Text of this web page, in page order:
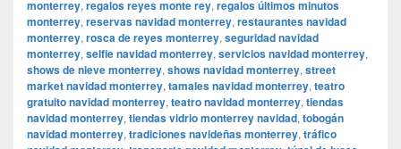
monterrey, regalos reyes monte rey, regalos últimos minutos
monterrey, reservas navidad monterrey, restaurantes navidad
monterrey, rosca de reyes monterrey, seguridad navidad
monterrey, selfie navidad monterrey, servicios navidad monterrey,
shows de nieve monterrey, shows navidad monterrey, street
market navidad monterrey, tamales navidad monterrey, teatro
gratuito navidad monterrey, teatro navidad monterrey, tiendas
navidad monterrey, tiendas vidrio monterrey navidad, tobogán
navidad monterrey, tradiciones navideñas monterrey, tráfico